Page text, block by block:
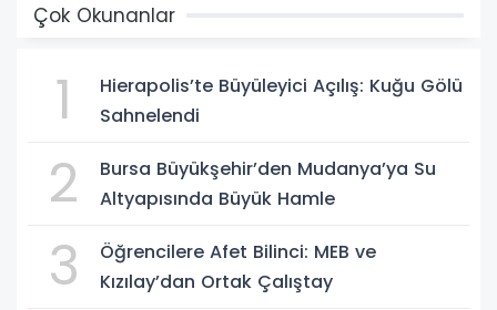
Çok Okunanlar
1
Hierapolis’te Büyüleyici Açılış: Kuğu Gölü
Sahnelendi
2
Bursa Büyükşehir’den Mudanya’ya Su
Altyapısında Büyük Hamle
3
Öğrencilere Afet Bilinci: MEB ve
Kızılay’dan Ortak Çalıştay